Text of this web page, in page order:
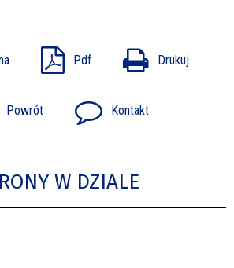
Pdf Drukuj
Powrót Kontakt
W DZIALE